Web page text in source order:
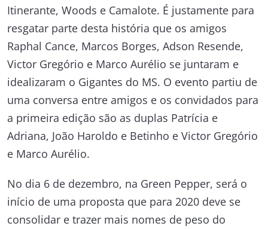
Itinerante, Woods e Camalote. É justamente para
resgatar parte desta história que os amigos
Raphal Cance, Marcos Borges, Adson Resende,
Victor Gregório e Marco Aurélio se juntaram e
idealizaram o Gigantes do MS. O evento partiu de
uma conversa entre amigos e os convidados para
a primeira edição são as duplas Patrícia e
Adriana, João Haroldo e Betinho e Victor Gregório
e Marco Aurélio.
No dia 6 de dezembro, na Green Pepper, será o
início de uma proposta que para 2020 deve se
consolidar e trazer mais nomes de peso do